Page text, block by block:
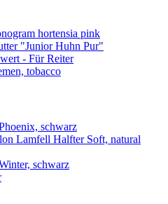
hortensia pink
"Junior Huhn Pur"
- Für Reiter
tobacco
schwarz
Lamfell Halfter Soft, natural
schwarz